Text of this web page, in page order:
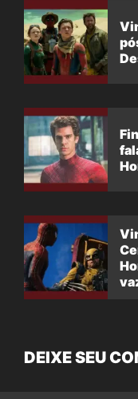
DEIXE SEU